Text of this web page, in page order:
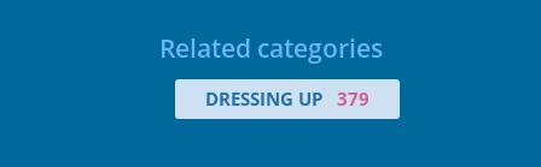
Related categories
DRESSING UP 379